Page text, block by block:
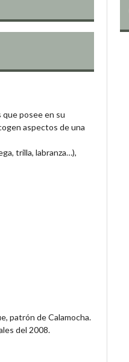
que posee en su
aspectos de una
trilla, labranza…),
patrón de Calamocha.
del 2008.